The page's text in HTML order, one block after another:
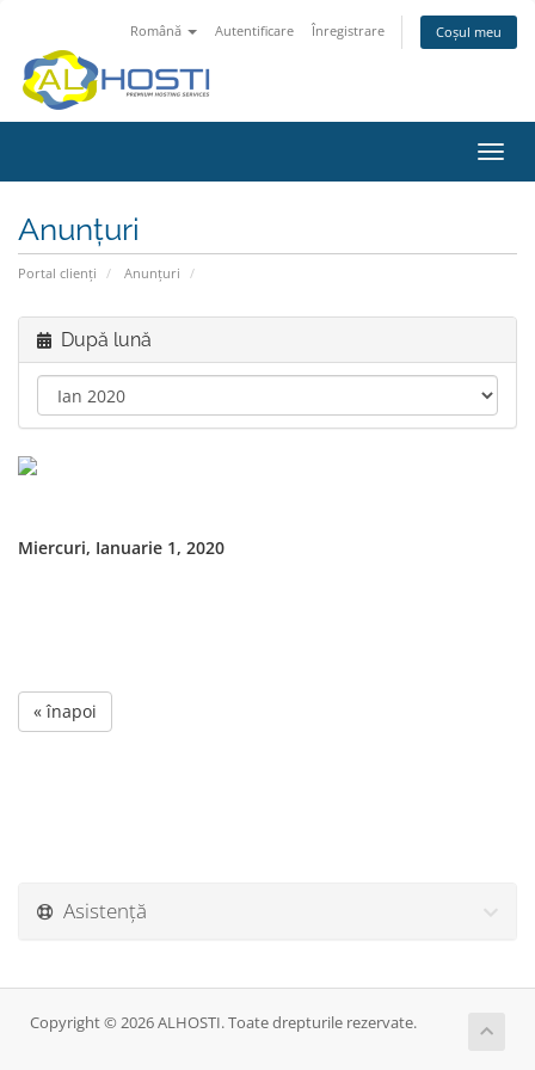
Română Autentificare Înregistrare Coșul meu
Anunțuri
Portal clienți Anunțuri
După lună
Miercuri, Ianuarie 1, 2020
« înapoi
Asistență
Copyright © 2026 ALHOSTI. Toate drepturile rezervate.